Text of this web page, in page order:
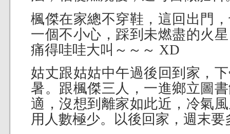
楓傑在家總不穿鞋，這回出門
一個不小心，踩到未燃盡的火
痛得哇哇大叫～～～ XD
姑丈跟姑姑中午過後回到家，
暑。跟楓傑三人，一進鄉立圖
適，沒想到離家如此近，冷氣
用人數極少。以後回家，週末